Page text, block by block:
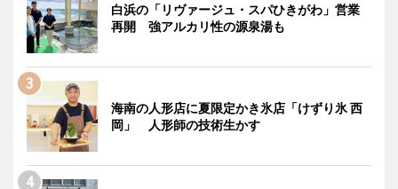
白浜の「リヴァージュ・スパひきがわ」営業
再開 強アルカリ性の源泉湯も
海南の人形店に夏限定かき氷店「けずり氷 西
岡」 人形師の技術生かす